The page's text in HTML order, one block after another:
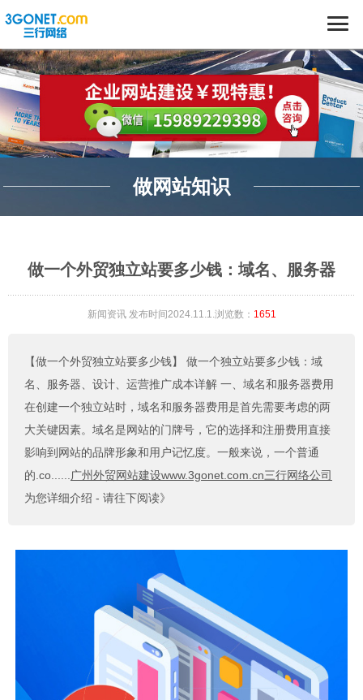
做网站知识
做一个外贸独立站要多少钱：域名、服务器
新闻资讯发布时间2024.11.1.浏览数： 1651
【做一个外贸独立站要多少钱】
做一个独立站要多少钱：域
名、服务器、设计、运营推广成本详解 一、域名和服务器费用
在创建一个独立站时，域名和服务器费用是首先需要考虑的两
大关键因素。域名是网站的门牌号，它的选择和注册费用直接
影响到网站的品牌形象和用户记忆度。一般来说，一个普通
的.co......广州外贸网站建设www.3gonet.com.cn三行网络公司
为您详细介绍 - 请往下阅读》